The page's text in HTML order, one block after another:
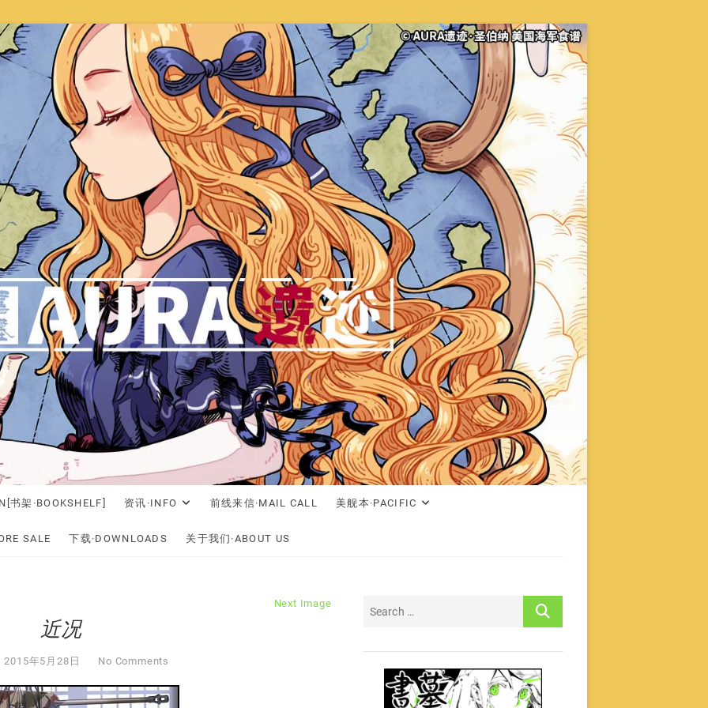
书架·BOOKSHELF] 资讯·INFO 前线来信·MAIL CALL 美舰本·PACIFIC
SALE 下载·DOWNLOADS 关于我们·ABOUT US
Next Image
近况
2015年5月28日 No Comments